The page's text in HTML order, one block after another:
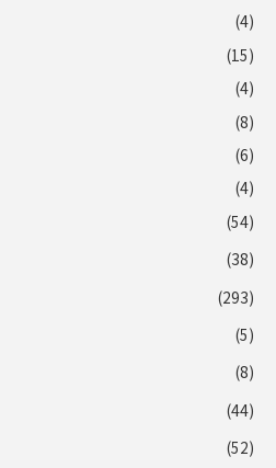
(4)
(15)
(4)
(8)
(6)
(4)
(54)
(38)
(293)
(5)
(8)
(44)
(52)